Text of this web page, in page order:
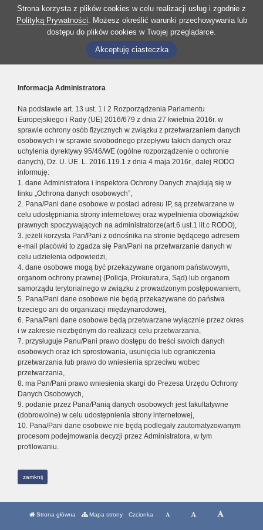
Strona korzysta z plików cookies w celu realizacji usług i zgodnie z
Polityką Prywatności. Możesz określić warunki przechowywania lub
dostępu do plików cookies w Twojej przeglądarce.
Akceptuję ciasteczka
Informacja Administratora
Na podstawie art. 13 ust. 1 i 2 Rozporządzenia Parlamentu
Europejskiego i Rady (UE) 2016/679 z dnia 27 kwietnia 2016r. w
sprawie ochrony osób fizycznych w związku z przetwarzaniem danych
osobowych i w sprawie swobodnego przepływu takich danych oraz
uchylenia dyrektywy 95/46/WE (ogólne rozporządzenie o ochronie
danych), Dz. U. UE. L. 2016.119.1 z dnia 4 maja 2016r., dalej RODO
informuję:
1. dane Administratora i Inspektora Ochrony Danych znajdują się w
linku „Ochrona danych osobowych”,
2. Pana/Pani dane osobowe w postaci adresu IP, są przetwarzane w
celu udostępniania strony internetowej oraz wypełnienia obowiązków
prawnych spoczywających na administratorze(art.6 ust.1 lit.c RODO),
3. jeżeli korzysta Pan/Pani z odnośnika na stronie będącego adresem
e-mail placówki to zgadza się Pan/Pani na przetwarzanie danych w
celu udzielenia odpowiedzi,
4. dane osobowe mogą być przekazywane organom państwowym,
organom ochrony prawnej (Policja, Prokuratura, Sąd) lub organom
samorządu terytorialnego w związku z prowadzonym postępowaniem,
5. Pana/Pani dane osobowe nie będą przekazywane do państwa
trzeciego ani do organizacji międzynarodowej,
6. Pana/Pani dane osobowe będą przetwarzane wyłącznie przez okres
i w zakresie niezbędnym do realizacji celu przetwarzania,
7. przysługuje Panu/Pani prawo dostępu do treści swoich danych
osobowych oraz ich sprostowania, usunięcia lub ograniczenia
przetwarzania lub prawo do wniesienia sprzeciwu wobec
przetwarzania,
8. ma Pan/Pani prawo wniesienia skargi do Prezesa Urzędu Ochrony
Danych Osobowych,
9. podanie przez Pana/Panią danych osobowych jest fakultatywne
(dobrowolne) w celu udostępnienia strony internetowej,
10. Pana/Pani dane osobowe nie będą podlegały zautomatyzowanym
procesom podejmowania decyzji przez Administratora, w tym
profilowaniu.
zamknij
Strona główna Mapa strony Czcionka